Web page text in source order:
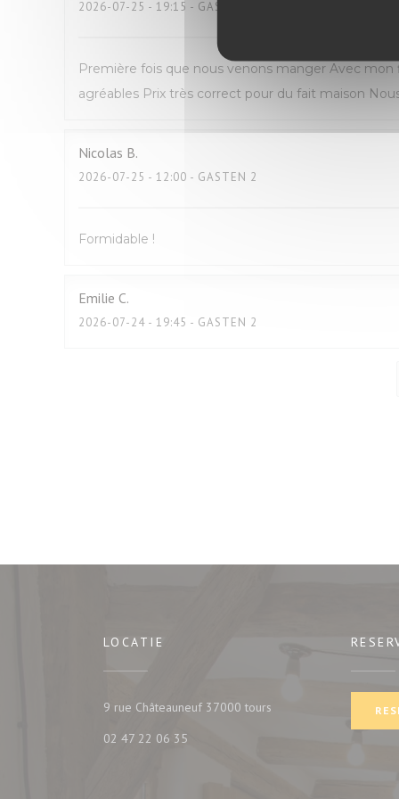
2026-07-25 - 19:15 - GASTEN 2
Première fois que nous venons manger Avec
agréables Prix très correct pour du fait maison
Nicolas B
2026-07-25 - 12:00 - GASTEN 2
Formidable !
Emilie C
2026-07-24 - 19:45 - GASTEN 2
LOCATIE
9 rue Châteauneuf 37000 tours((opent in een nieuw
02 47 22 06 35